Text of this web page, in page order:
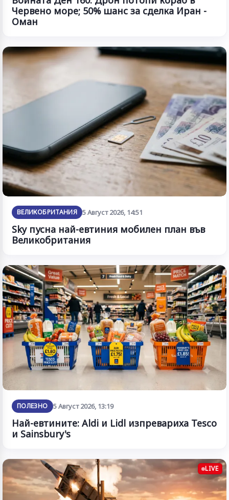
Червено море; 50% шанс за сделка Иран -
Оман
ВЕЛИКОБРИТАНИЯ 5 Август 2026, 14:51
Sky пусна най-евтиния мобилен план във
Великобритания
ПОЛЕЗНО 5 Август 2026, 13:19
Най-евтините: Aldi и Lidl изпревариха Tesco
и Sainsbury's
LIVE